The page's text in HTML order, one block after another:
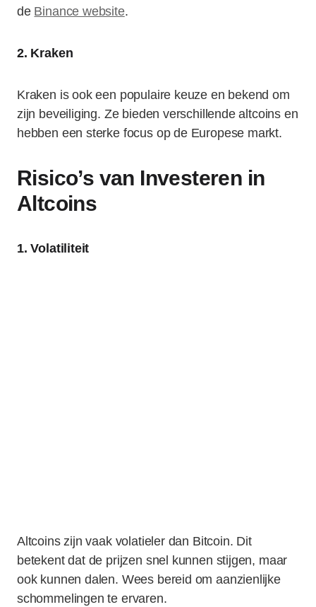
de Binance website.
2. Kraken
Kraken is ook een populaire keuze en bekend om
zijn beveiliging. Ze bieden verschillende altcoins en
hebben een sterke focus op de Europese markt.
Risico’s van Investeren in
Altcoins
1. Volatiliteit
Altcoins zijn vaak volatieler dan Bitcoin. Dit
betekent dat de prijzen snel kunnen stijgen, maar
ook kunnen dalen. Wees bereid om aanzienlijke
schommelingen te ervaren.